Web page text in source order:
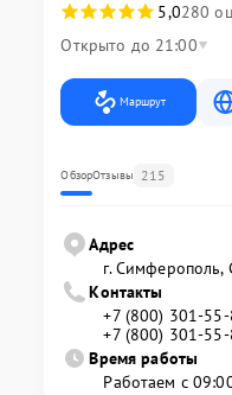
5,0280
Открыто до 21:00
Маршрут
ОбзорОтзывы 215
Адрес
г. Симферополь,
Контакты
+7 (800) 301-
+7 (800) 301-
Время работы
Работаем с